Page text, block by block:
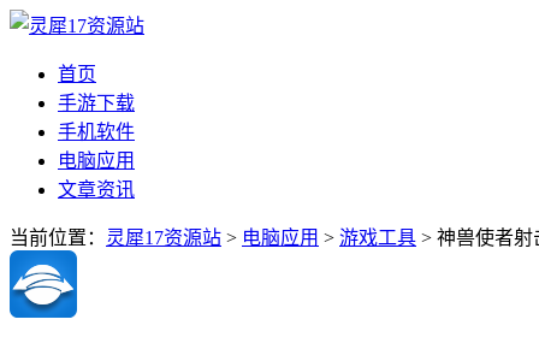
首页
手游下载
手机软件
电脑应用
文章资讯
当前位置： 灵犀17资源站 > 电脑应用 > 游戏工具 > 神兽使者